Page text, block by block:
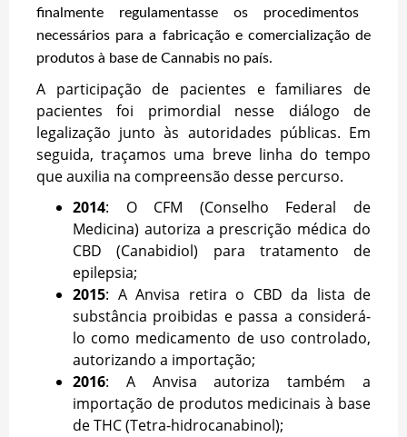
finalmente regulamentasse os procedimentos
necessários para a fabricação e comercialização de
produtos à base de Cannabis no país.
A participação de pacientes e familiares de
pacientes foi primordial nesse diálogo de
legalização junto às autoridades públicas. Em
seguida, traçamos uma breve linha do tempo
que auxilia na compreensão desse percurso.
2014: O CFM (Conselho Federal de
Medicina) autoriza a prescrição médica do
CBD (Canabidiol) para tratamento de
epilepsia;
2015: A Anvisa retira o CBD da lista de
substância proibidas e passa a considerá-
lo como medicamento de uso controlado,
autorizando a importação;
2016: A Anvisa autoriza também a
importação de produtos medicinais à base
de THC (Tetra-hidrocanabinol);